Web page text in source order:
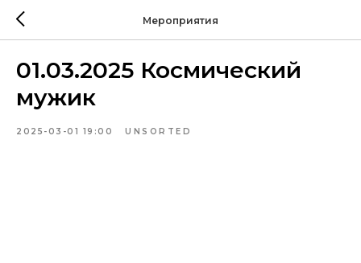
Мероприятия
01.03.2025 Космический
мужик
2025-03-01 19:00 UNSORTED